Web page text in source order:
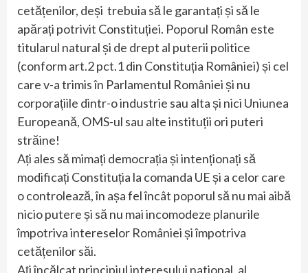
cetățenilor, deși trebuia să le garantați și să le
apărați potrivit Constituției. Poporul Român este
titularul natural și de drept al puterii politice
(conform art.2 pct.1 din Constituția României) și cel
care v-a trimis în Parlamentul României și nu
corporațiile dintr-o industrie sau alta și nici Uniunea
Europeană, OMS-ul sau alte instituții ori puteri
străine!
Ați ales să mimați democrația și intenționați să
modificați Constituția la comanda UE și a celor care
o controlează, în așa fel încât poporul să nu mai aibă
nicio putere și să nu mai incomodeze planurile
împotriva intereselor României și împotriva
cetățenilor săi.
Ați încălcat principiul interesului national, al